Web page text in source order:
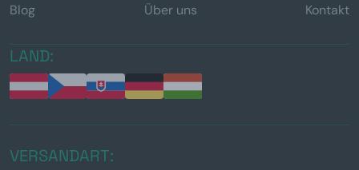
Blog Über uns Kontakt
LAND:
VERSANDART: